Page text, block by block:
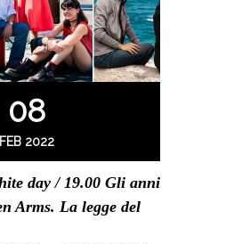
08
FEB 2022
day / 19.00 Gli anni
Arms. La legge del